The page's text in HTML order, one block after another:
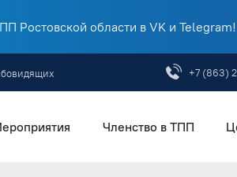
Ростовской области в VK и
+7 (863)
Членство в ТПП